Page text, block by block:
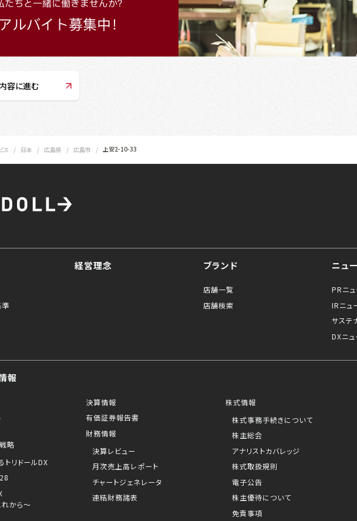
容に進む
ス 日本 広島県 広島市 上安2-10-33
準
経営理念 ブランド
店舗一覧
店舗検索
ニュ
PRニ
IRニュ
サステ
DXニ
報
略
リドールDX
れから～
決算情報
有価証券報告書
財務情報
決算レビュー
月次売上高レポート
チャートジェネレータ
連結財務諸表
株式情報
株式事務手続きについて
株主総会
アナリストカバレッジ
株式取扱規則
電子公告
株主優待について
免責事項